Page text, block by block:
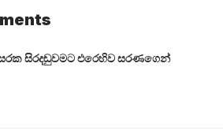
සිරදඬුවමට එරෙහිව සරණගෙන්